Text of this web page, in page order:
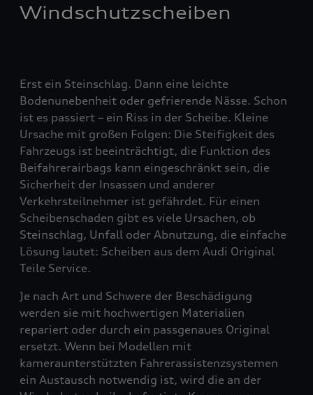
Windschutzscheiben
Erst ein Steinschlag. Dann eine leichte
Bodenunebenheit oder gefrierende Nässe. Schon
ist es passiert – ein Riss in der Scheibe. Kleine
Ursache mit großen Folgen: Die Steifigkeit des
Fahrzeugs ist beeinträchtigt, die Funktion des
Beifahrerairbags kann eingeschränkt sein, die
Sicherheit der Insassen und anderer
Verkehrsteilnehmer ist gefährdet. Für einen
Scheibenschaden gibt es viele Ursachen, ob
Steinschlag, Unfall oder Abnutzung, die einfache
Lösung lautet: Scheiben aus dem Audi Original
Teile Service.
Je nach Art und Schwere der Beschädigung
werden sie mit hochwertigen Materialien
repariert oder durch ein passgenaues Original
ersetzt. Wenn bei Modellen mit
kameraunterstützten Fahrerassistenzsystemen
ein Austausch notwendig ist, wird die an der